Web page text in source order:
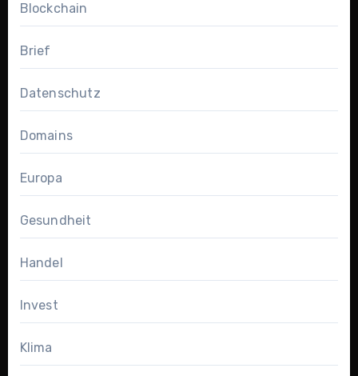
Blockchain
Brief
Datenschutz
Domains
Europa
Gesundheit
Handel
Invest
Klima